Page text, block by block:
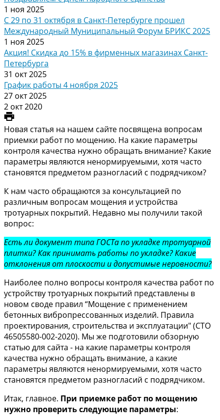
1 ноя 2025
С 29 по 31 октября в Санкт-Петербурге прошел
Международный Муниципальный Форум БРИКС 2025
1 ноя 2025
Акция! Скидка до 15% в фирменных магазинах Санкт-
Петербурга
31 окт 2025
График работы 4 ноября 2025
27 окт 2025
2 окт 2020
Новая статья на нашем сайте посвящена вопросам
приемки работ по мощению. На какие параметры
контроля качества нужно обращать внимание? Какие
параметры являются ненормируемыми, хотя часто
становятся предметом разногласий с подрядчиком?
К нам часто обращаются за консультацией по
различным вопросам мощения и устройства
тротуарных покрытий. Недавно мы получили такой
вопрос:
Есть ли документ типа ГОСТа по укладке тротуарной
плитки? Как принимать работы по укладке? Какие
отклонения от плоскости и допустимые неровности?
Наиболее полно вопросы контроля качества работ по
устройству тротуарных покрытий представлены в
новом своде правил “Мощение с применением
бетонных вибропрессованных изделий. Правила
проектирования, строительства и эксплуатации" (СТО
46505580-002-2020). Мы же подготовили обзорную
статью для сайта - на какие параметры контроля
качества нужно обращать внимание, а какие
параметры являются ненормируемыми, хотя часто
становятся предметом разногласий с подрядчиком.
Итак, главное. При приемке работ по мощению
нужно проверить следующие параметры: